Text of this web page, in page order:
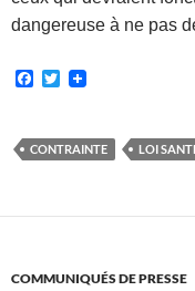
dangereuse à ne pas
F
b
o
T
t
e
CONTRAINTE LOI
COMMUNIQUÉS DE PRESSE